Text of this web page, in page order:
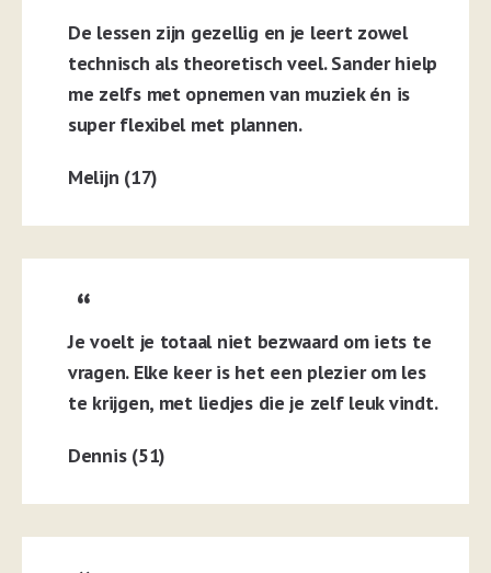
De lessen zijn gezellig en je leert zowel
technisch als theoretisch veel. Sander hielp
me zelfs met opnemen van muziek én is
super flexibel met plannen.
Melijn (17)
Je voelt je totaal niet bezwaard om iets te
vragen. Elke keer is het een plezier om les
te krijgen, met liedjes die je zelf leuk vindt.
Dennis (51)